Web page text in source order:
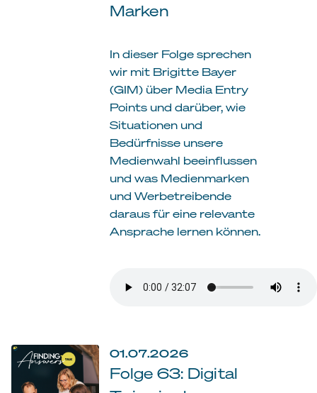
Marken
In dieser Folge sprechen
wir mit Brigitte Bayer
(GIM) über Media Entry
Points und darüber, wie
Situationen und
Bedürfnisse unsere
Medienwahl beeinflussen
und was Medienmarken
und Werbetreibende
daraus für eine relevante
Ansprache lernen können.
01.07.2026
Folge 63: Digital